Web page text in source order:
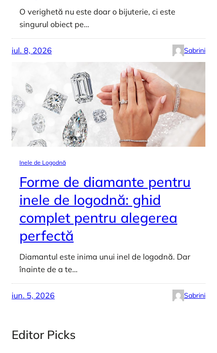
O verighetă nu este doar o bijuterie, ci este
singurul obiect pe…
iul. 8, 2026 Sabrini
Inele de Logodnă
Forme de diamante pentru
inele de logodnă: ghid
complet pentru alegerea
perfectă
Diamantul este inima unui inel de logodnă. Dar
înainte de a te…
iun. 5, 2026 Sabrini
Editor Picks